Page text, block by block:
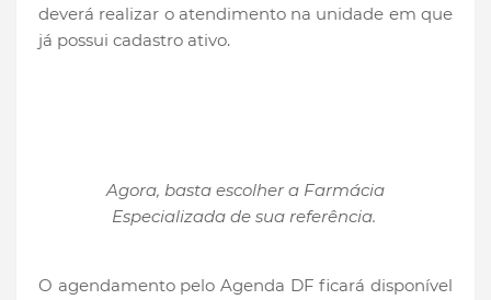
deverá realizar o atendimento na unidade em que
já possui cadastro ativo.
Agora, basta escolher a Farmácia
Especializada de sua referência.
O agendamento pelo Agenda DF ficará disponível